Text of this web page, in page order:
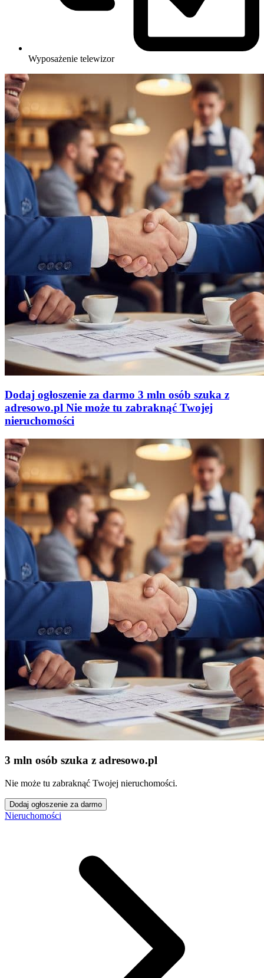
Wyposażenie telewizor
Dodaj ogłoszenie za darmo 3 mln osób szuka z
adresowo.pl Nie może tu zabraknąć Twojej
nieruchomości
3 mln osób szuka z adresowo.pl
Nie może tu zabraknąć Twojej nieruchomości.
Dodaj ogłoszenie za darmo
Nieruchomości